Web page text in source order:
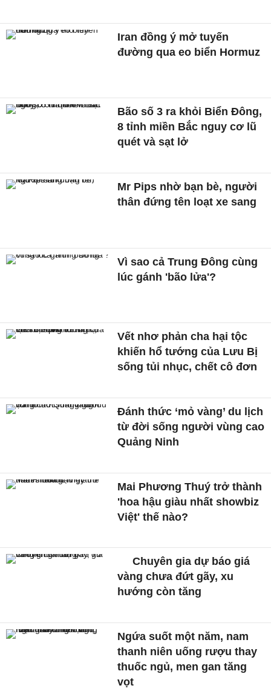
Iran đồng ý mở tuyến
đường qua eo biển Hormuz
Bão số 3 ra khỏi Biển Đông,
8 tỉnh miền Bắc nguy cơ lũ
quét và sạt lở
Mr Pips nhờ bạn bè, người
thân đứng tên loạt xe sang
Vì sao cả Trung Đông cùng
lúc gánh 'bão lửa'?
Vết nhơ phản cha hại tộc
khiến hổ tướng của Lưu Bị
sống tủi nhục, chết cô đơn
Đánh thức ‘mỏ vàng’ du lịch
từ đời sống người vùng cao
Quảng Ninh
Mai Phương Thuý trở thành
'hoa hậu giàu nhất showbiz
Việt' thế nào?
Chuyên gia dự báo giá
vàng chưa đứt gãy, xu
hướng còn tăng
Ngứa suốt một năm, nam
thanh niên uống rượu thay
thuốc ngủ, men gan tăng
vọt